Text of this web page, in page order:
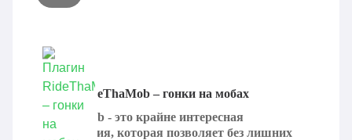
Плагин RideThaMob – гонки на мобах
RideThaMob - это крайне интересная
модификация, которая позволяет без лишних